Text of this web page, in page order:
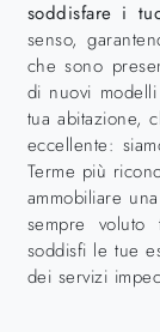
soddisfare i
senso,
che sono
di nuovi
tua abitazione,
eccellente:
Terme più
ammobiliare
sempre
soddisfi le tue
dei servizi